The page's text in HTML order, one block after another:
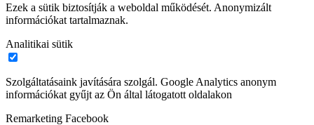
Ezek a sütik biztosítják a weboldal működését. Anonymizált
információkat tartalmaznak.
Analitikai sütik
Szolgáltatásaink javítására szolgál. Google Analytics anonym
információkat gyűjt az Ön által látogatott oldalakon
Remarketing Facebook